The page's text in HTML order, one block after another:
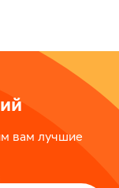
вам лучшие